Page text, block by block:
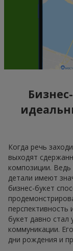
Когда речь
выходят
композиции.
детали имеют
бизнес-букет
букет давно
коммуникации.
дни рождения и